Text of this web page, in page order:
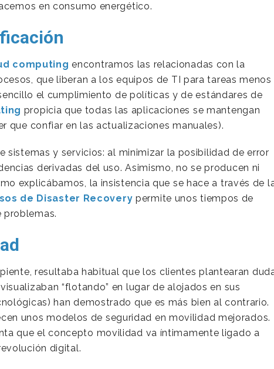
en consumo energético.
computing encontramos las relacionadas con la
que liberan a los equipos de TI para tareas menos
el cumplimiento de políticas y de estándares de
propicia que todas las aplicaciones se mantengan
que confiar en las actualizaciones manuales).
sistemas y servicios: al minimizar la posibilidad de error
derivadas del uso. Asimismo, no se producen ni
explicábamos, la insistencia que se hace a través de
de Disaster Recovery permite unos tiempos de
problemas.
resultaba habitual que los clientes plantearan
“flotando” en lugar de alojados en sus
han demostrado que es más bien al contrario.
unos modelos de seguridad en movilidad mejorados.
que el concepto movilidad va íntimamente ligado a
digital.